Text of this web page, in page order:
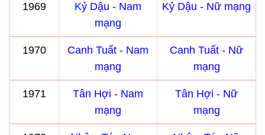
1969
Kỷ Dậu - Nam
mạng
Kỷ Dậu - Nữ mạng
1970
Canh Tuất - Nam
mạng
Canh Tuất - Nữ
mạng
1971
Tân Hợi - Nam
mạng
Tân Hợi - Nữ
mạng